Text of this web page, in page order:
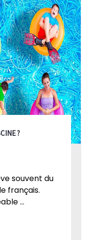
?
souvent du
français.
...